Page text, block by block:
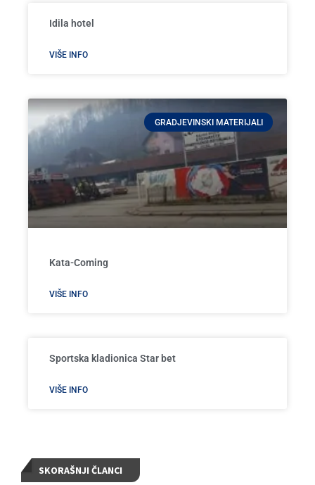
Idila hotel
VIŠE INFO
GRADJEVINSKI MATERIJALI
Kata-Coming
VIŠE INFO
Sportska kladionica Star bet
VIŠE INFO
SKORAŠNJI ČLANCI